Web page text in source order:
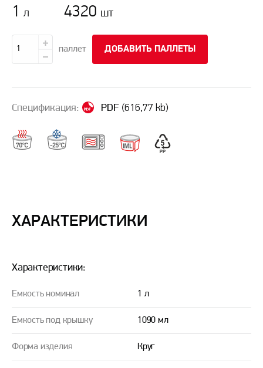
1 л 4320 шт
паллет ДОБАВИТЬ ПАЛЛЕТЫ
Спецификация: PDF (616,77 kb)
ХАРАКТЕРИСТИКИ
Характеристики:
Емкость номинал 1 л
Емкость под крышку 1090 мл
Форма изделия Круг